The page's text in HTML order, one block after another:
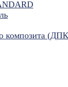
композита